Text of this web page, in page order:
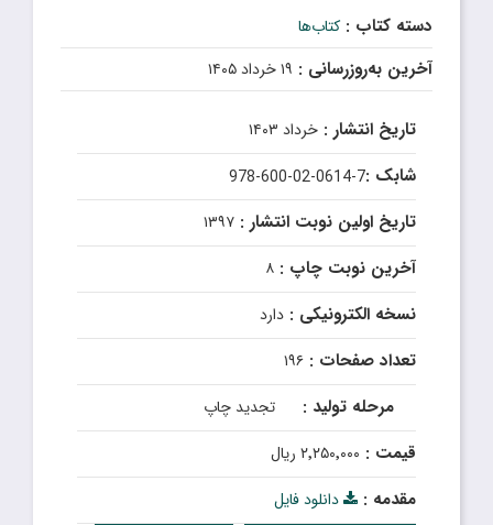
دسته کتاب : کتاب‌ها
آخرین به‌روزرسانی : ۱۹ خرداد ۱۴۰۵
تاریخ انتشار : خرداد ۱۴۰۳
شابک :978-600-02-0614-7
تاریخ اولین نوبت انتشار : ۱۳۹۷
آخرین نوبت چاپ : ۸
نسخه الکترونیکی : دارد
تعداد صفحات : ۱۹۶
مرحله تولید : تجدید چاپ
قیمت : ۲٬۲۵۰٬۰۰۰ ریال
مقدمه :
دانلود فایل